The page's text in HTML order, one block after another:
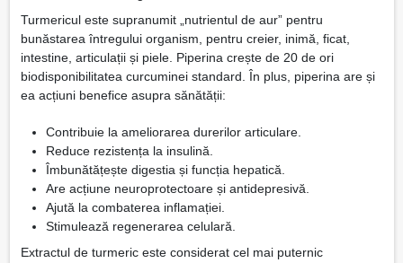
Turmericul este supranumit „nutrientul de aur” pentru
bunăstarea întregului organism, pentru creier, inimă, ficat,
intestine, articulații și piele. Piperina crește de 20 de ori
biodisponibilitatea curcuminei standard. În plus, piperina are și
ea acțiuni benefice asupra sănătății:
Contribuie la ameliorarea durerilor articulare.
Reduce rezistența la insulină.
Îmbunătățește digestia și funcția hepatică.
Are acțiune neuroprotectoare și antidepresivă.
Ajută la combaterea inflamației.
Stimulează regenerarea celulară.
Extractul de turmeric este considerat cel mai puternic